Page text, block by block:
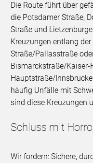
Die Route führt über
die Potsdamer Straße,
Straße und
Kreuzungen entlang
Straße/Pallasstraße
Bismarckstraße/Kaiser-
Hauptstraße/
häufig Unfälle mit
sind diese Kreuzungen
Schluss mit
Wir fordern: Sichere,